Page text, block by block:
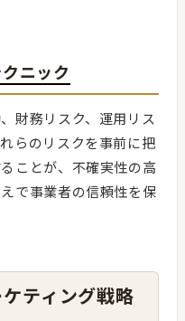
ニック
財務リスク、運用リス
らのリスクを事前に把
ことが、不確実性の高
で事業者の信頼性を保
ティング戦略